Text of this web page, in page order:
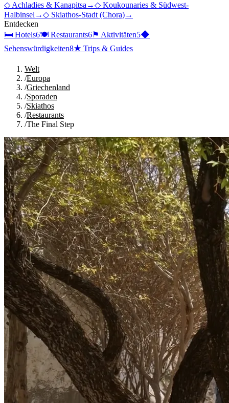
◇ Achladies & Kanapitsa →◇ Koukounaries & Südwest-
Halbinsel →◇ Skiathos-Stadt (Chora)→
Entdecken
🛏 Hotels6🍽 Restaurants6⚑ Aktivitäten5◆
Sehenswürdigkeiten8★ Trips & Guides
Welt
/Europa
/Griechenland
/Sporaden
/Skiathos
/Restaurants
/The Final Step